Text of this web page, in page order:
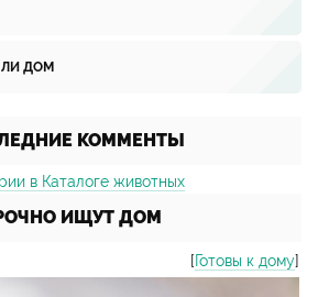
ДОМ
КОММЕНТЫ
в Каталоге животных
ИЩУТ ДОМ
[Готовы к дому]